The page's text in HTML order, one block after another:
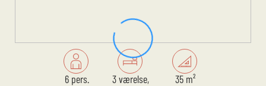
6 pers. 3 værelse, 35 m²